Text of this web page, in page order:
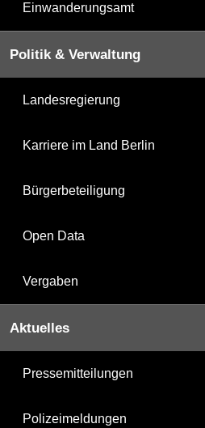
Einwanderungsamt
Politik & Verwaltung
Landesregierung
Karriere im Land Berlin
Bürgerbeteiligung
Open Data
Vergaben
Aktuelles
Pressemitteilungen
Polizeimeldungen